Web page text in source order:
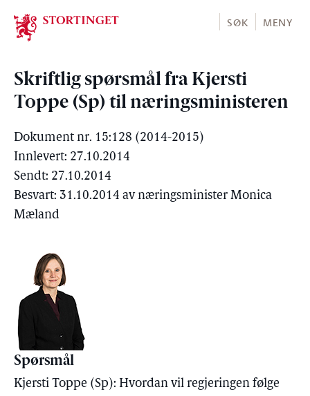
Stortinget.no
SØK MENY
Skriftlig spørsmål fra Kjersti
Toppe (Sp) til næringsministeren
Dokument nr. 15:128 (2014-2015)
Innlevert: 27.10.2014
Sendt: 27.10.2014
Besvart: 31.10.2014 av næringsminister Monica
Mæland
Spørsmål
Kjersti Toppe (Sp): Hvordan vil regjeringen følge